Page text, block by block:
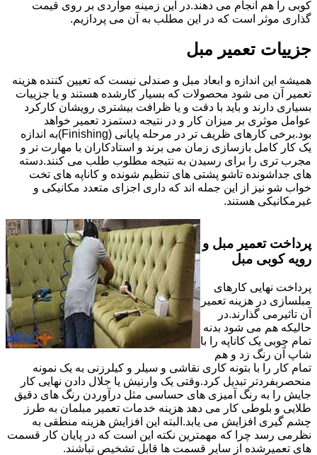
کوبی را هم انجام می دهند.در این زمینه مواردی بر روی قیمت
گذاری موثر است که در این مطلب به آن می پردازیم.
جزییات تعمیر مبل
همیشه این اندازه و ابعاد مبل و صندلی نیست که تعیین کننده هزینه
تعمیر آن می شود محصولات که بسیار کارشده هستند و یا جزییات
بسیاری دارند و باید با دقت و یا ظرافت بیشتری رویشان کارکرد
عوامل موثری بر میزان کار و در نتیجه دستمزد تعمیر خواهد
بود.برخی کارهای ظریف تر در مرحله پایانی (Finishing)به اندازه
یک کار کامل بازسازی زمان می برند و استادکاران با مهارت تر و
مجرب تری را برای رسیدن به نتیجه مطلوب طلب می کنند.دسته
های جداشونده تاشو پشتی های تنظیم شونده و کاناپه های تخت
خواب شو نیز از این جمله اند که داری اجزای متعدد مکانیکی و
غیرمکانیکی هستند.
پرداخت تعمیر مبل و
رویه کوبی مبل
پرداخت نهایی کارهای
مبلسازی در هزینه تعمیر
آن تاثیرمی گذارند.در
حالیکه هم می شود بدنه
تمام چوبی یک کاناپه را با
شاپ آن رنگ زد و هم
تمام کار را با بتونه کاری نقاشی و سیلر و کیلرزنی به یک نمونه
منحصربفردتر تبدیل کرد.وقتی یک وارنیش یا جلال دادن نهایی کار
جایش را به رنگ آمیزی های حساسی مثل درآوردن رنگ های دقیق
طلایی و بلوطی کار می دهد هزینه خدمات تعمیر مبلمان به طرز
چشم گیری افزایش می یابد.البته این افزایش هزینه منطقی به
نظرمی رسد چرا که مهمترین نکته این است که در پایان کار قسمت
های تعمیرشده از سایر قسمت ها قابل تشخیص نباشند.